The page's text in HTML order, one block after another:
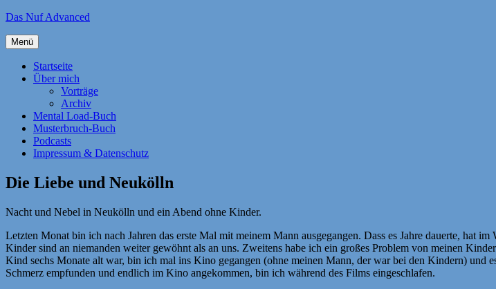
Zum
springen
Das Nuf Advanced
Menü
Startseite
Über mich
Vorträge
Archiv
Mental Load-Buch
Musterbruch-Buch
Podcasts
Impressum & Datenschutz
Die Liebe und Neukölln
Nacht und Nebel in Neukölln und ein Abend ohne Kinder.
Letzten Monat bin ich nach Jahren das erste Mal mit meinem Mann ausgegangen. Dass es Jahre dauerte, hat
Kinder sind an niemanden weiter gewöhnt als an uns. Zweitens habe ich ein großes Problem von meinen
Kind sechs Monate alt war, bin ich mal ins Kino gegangen (ohne meinen Mann, der war bei den Kindern) und
Schmerz empfunden und endlich im Kino angekommen, bin ich während des Films eingeschlafen.